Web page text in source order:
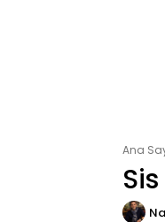
Ana